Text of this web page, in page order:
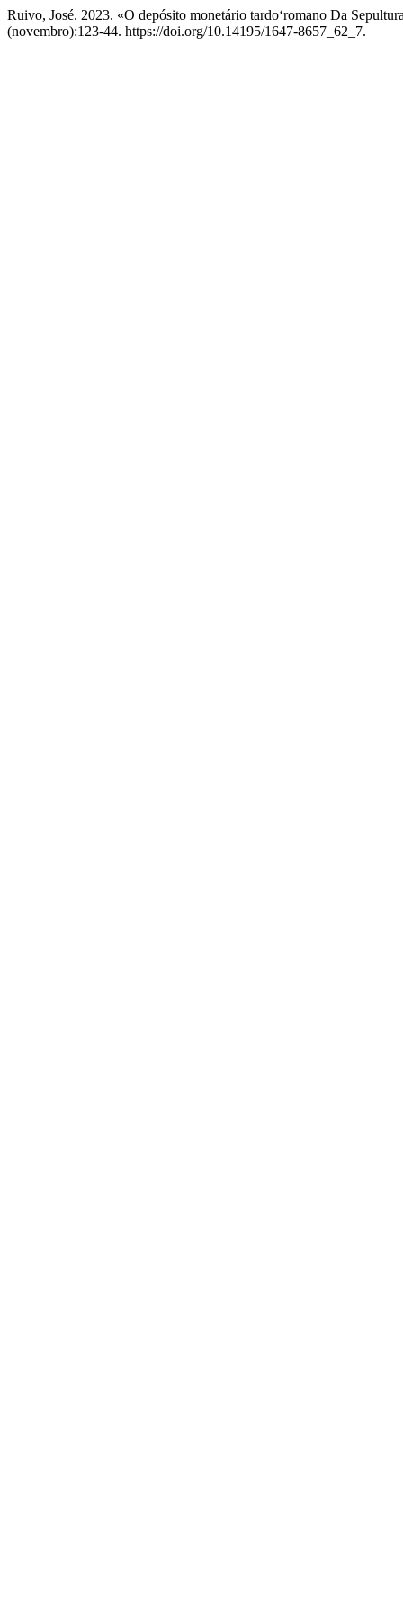
Ruivo, José. 2023. «O depósito monetário tardo‘romano Da
(novembro):123-44. https://doi.org/10.14195/1647-8657_62_7.